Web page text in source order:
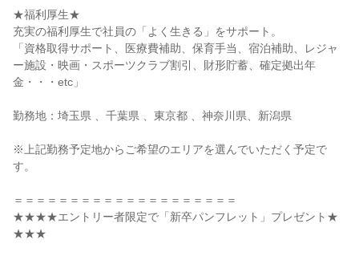
★福利厚生★
充実の福利厚生で社員の「よく生きる」をサポート。
「資格取得サポート、医療費補助、保育手当、宿泊補助、レジャ
ー施設・映画・スポーツクラブ割引、財形貯蓄、確定拠出年
金・・・etc」
勤務地：埼玉県 、千葉県 、東京都 、神奈川県、新潟県
※上記勤務予定地からご希望のエリアを選んでいただく予定で
す。
＝＝＝＝＝＝＝＝＝＝＝＝＝＝＝＝＝＝＝＝
★★★★エントリー者限定で「新卒パンフレット」プレゼント★
★★★